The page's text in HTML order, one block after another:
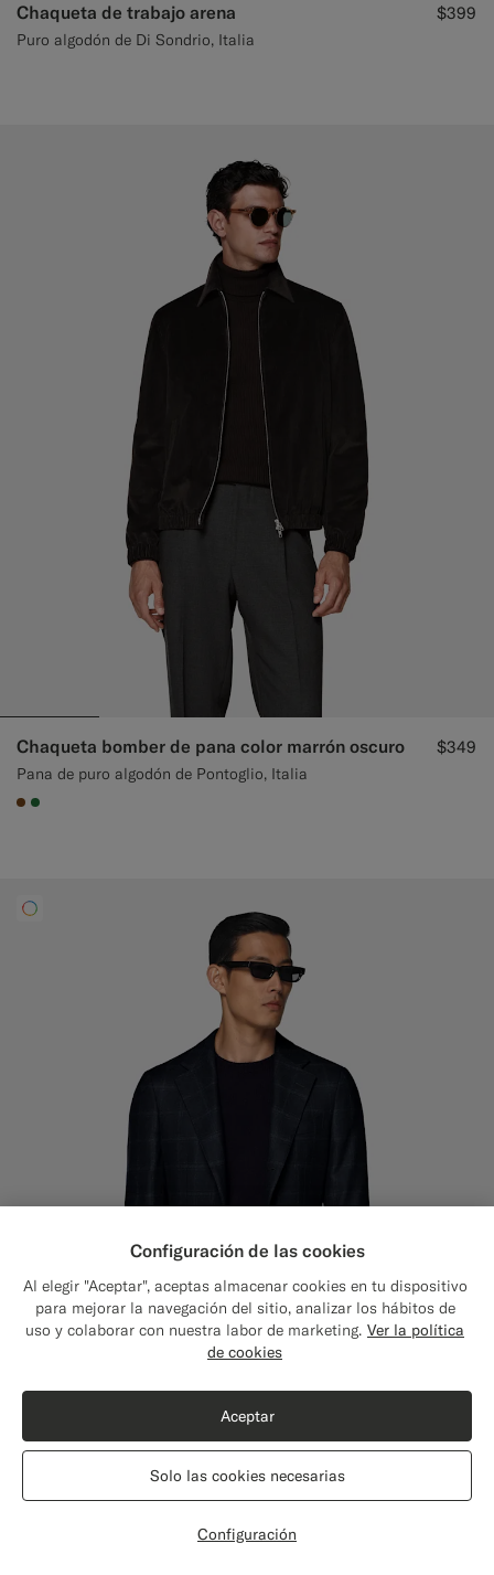
Chaqueta de trabajo arena
Puro algodón de Di Sondrio, Italia
$399
Chaqueta bomber de pana color marrón oscuro
Pana de puro algodón de Pontoglio, Italia
$349
#76471B
#227038
Blazer Havana azul marino a cuadros corte Tailored
Invierno Lana y cachemir de E.Thomas, Italia
$579
Configuración de las cookies
Al elegir "Aceptar", aceptas almacenar cookies en tu dispositivo
para mejorar la navegación del sitio, analizar los hábitos de
uso y colaborar con nuestra labor de marketing. Ver la política
de cookies
Configuración
Solo las cookies necesarias
Aceptar